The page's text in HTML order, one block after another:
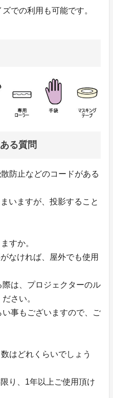
での利用も可能です。
る質問
防止などのコードがある
いますが、投影すること
すか。
なければ、屋外でも使用
は、プロジェクターのル
さい。
事もございますので、ご
はどれくらいでしょう
り、1年以上ご使用頂け